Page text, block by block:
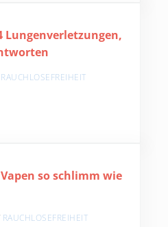
Lungenverletzungen,
RAUCHLOSEFREIHEIT
Lungenverletzungen, 34 Todesfälle,
so schlimm wie
RAUCHLOSEFREIHEIT